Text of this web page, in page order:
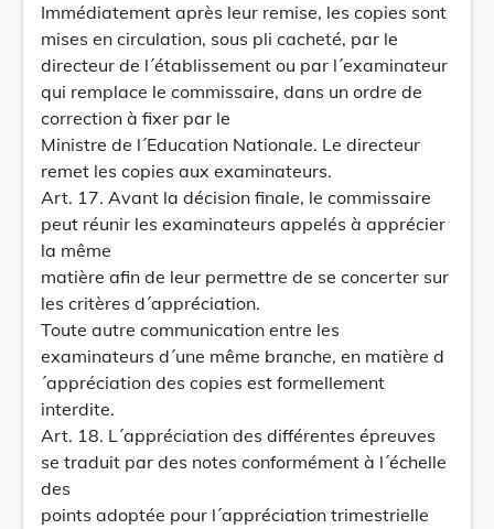
Immédiatement après leur remise, les copies sont
mises en circulation, sous pli cacheté, par le
directeur de l´établissement ou par l´examinateur
qui remplace le commissaire, dans un ordre de
correction à fixer par le
Ministre de l´Education Nationale. Le directeur
remet les copies aux examinateurs.
Art. 17. Avant la décision finale, le commissaire
peut réunir les examinateurs appelés à apprécier
la même
matière afin de leur permettre de se concerter sur
les critères d´appréciation.
Toute autre communication entre les
examinateurs d´une même branche, en matière d
´appréciation des copies est formellement
interdite.
Art. 18. L´appréciation des différentes épreuves
se traduit par des notes conformément à l´échelle
des
points adoptée pour l´appréciation trimestrielle